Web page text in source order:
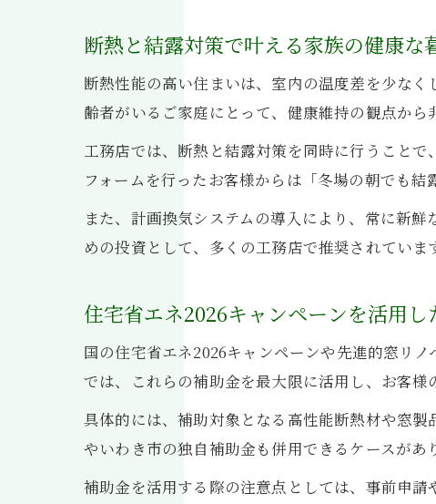
断熱と結露対策で叶える家族の健康な
断熱性能の高い住まいは、室内の温度差を少な
齢者がいるご家庭にとって、健康維持の観点から
工務店では、断熱と結露対策を同時に行うこと
フォームを行ったお客様からは「冬場の朝でも
また、計画換気システムの導入により、常に新
めの投資として、多くの工務店で推奨されていま
住宅省エネ2026キャンペーンを活用し
国の住宅省エネ2026キャンペーンや先進的窓リ
では、これらの補助金を最大限に活用し、お客様
具体的には、補助対象となる高性能断熱材や窓
やいわき市の独自補助金も併用できるケースがあ
補助金を活用する際の注意点としては、事前申